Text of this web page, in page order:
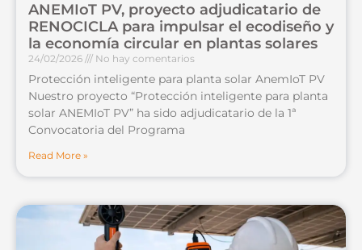
ANEMIoT PV, proyecto adjudicatario de
RENOCICLA para impulsar el ecodiseño y
la economía circular en plantas solares
24/02/2026 No hay comentarios
Protección inteligente para planta solar AnemIoT PV
Nuestro proyecto “Protección inteligente para planta
solar ANEMIoT PV” ha sido adjudicatario de la 1ª
Convocatoria del Programa
Read More »